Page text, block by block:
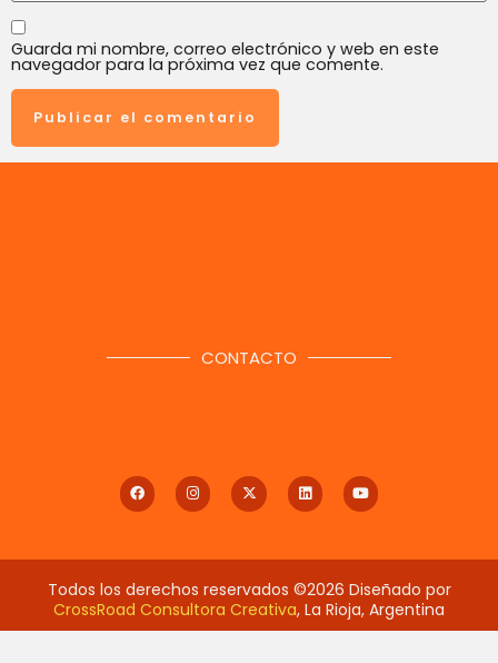
Guarda mi nombre, correo electrónico y web en este
navegador para la próxima vez que comente.
CONTACTO
Todos los derechos reservados ©2026 Diseñado por
CrossRoad Consultora Creativa, La Rioja, Argentina